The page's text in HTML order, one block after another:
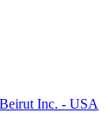
Inc. - USA